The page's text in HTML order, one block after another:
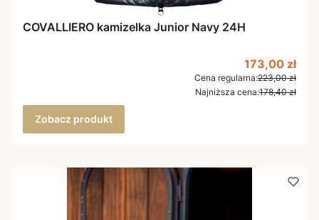
COVALLIERO kamizelka Junior Navy 24H
Cena
173,00 zł
Cena regularna:223,00 zł
Najniższa cena:178,40 zł
Zobacz produkt